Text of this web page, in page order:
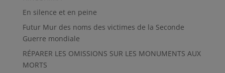
En silence et en peine
Futur Mur des noms des victimes de la Seconde
Guerre mondiale
RÉPARER LES OMISSIONS SUR LES MONUMENTS AUX
MORTS